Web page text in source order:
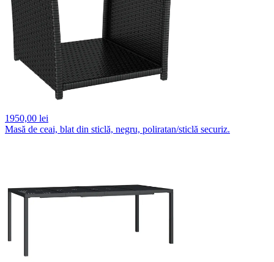
1950,00 lei
Masă de ceai, blat din sticlă, negru, poliratan/sticlă securiz.